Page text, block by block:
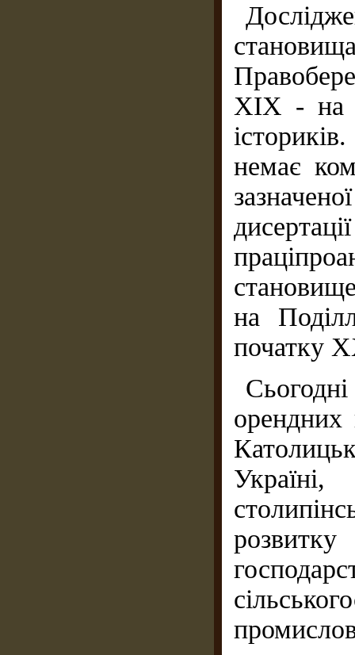
XIX - на
немає
на
початку
орендних